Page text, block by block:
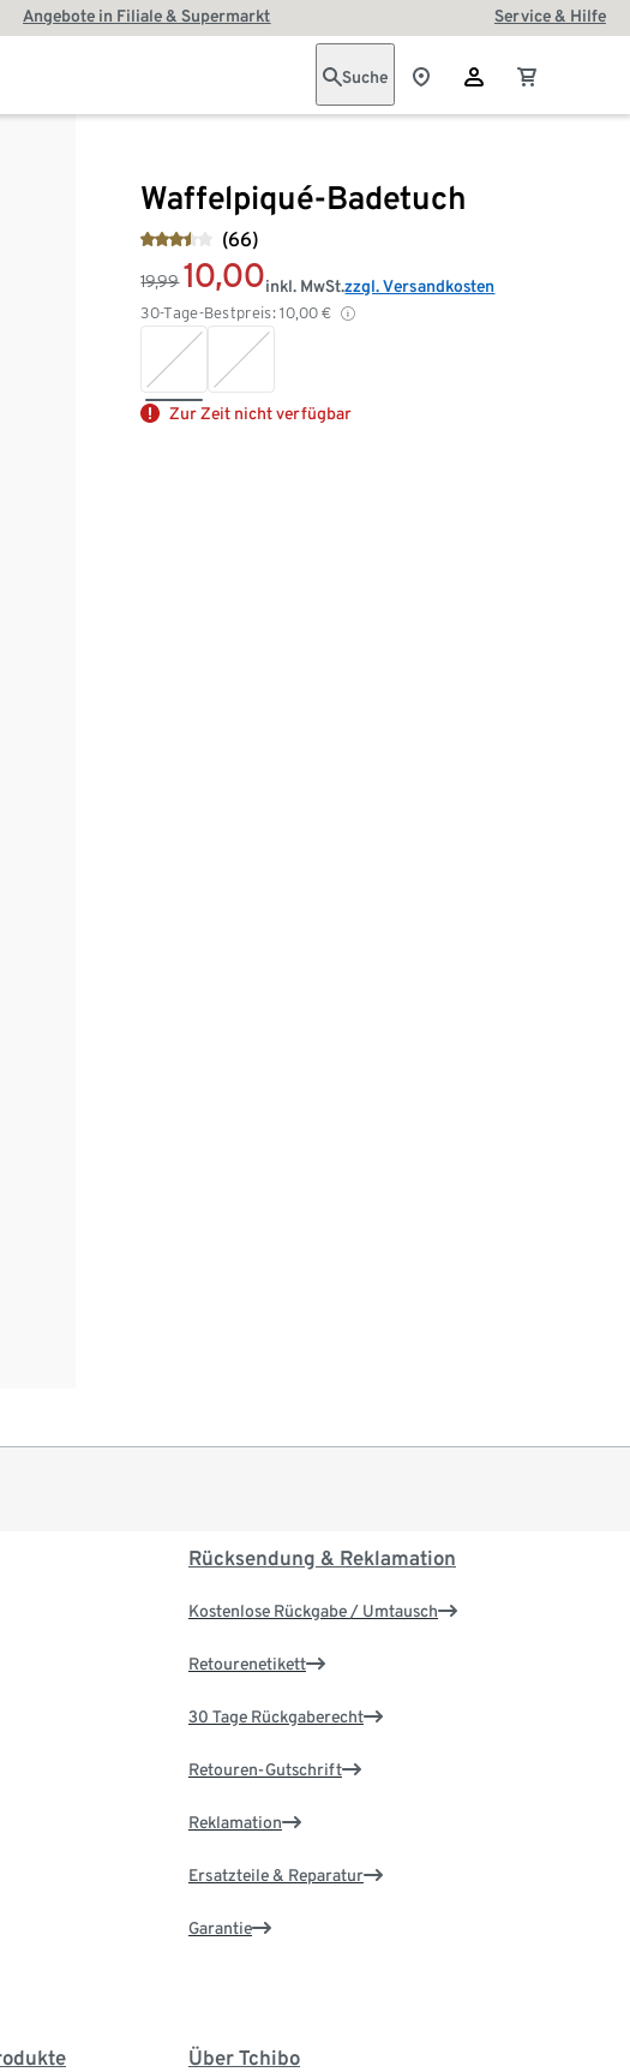
Angebote in Filiale & Supermarkt Service & Hilfe
Suche
Waffelpiqué-Badetuch
(66)
19,99 10,00
30-Tage-Bestpreis: 10,00 €
inkl. MwSt.zzgl. Versandkosten
Zur Zeit nicht verfügbar
Rücksendung & Reklamation
Kostenlose Rückgabe / Umtausch
Retourenetikett
30 Tage Rückgaberecht
Retouren-Gutschrift
Reklamation
Ersatzteile & Reparatur
Garantie
Über Tchibo